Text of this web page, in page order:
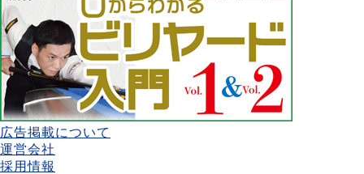
広告掲載について
運営会社
採用情報